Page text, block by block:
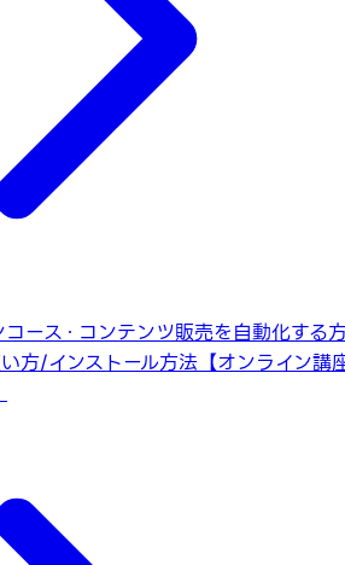
ース・コンテンツ販売を自動化する
方/インストール方法【オンライン講